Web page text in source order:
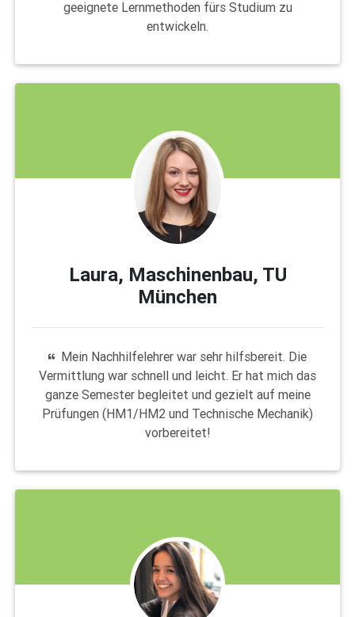
geeignete Lernmethoden fürs Studium zu
entwickeln.
Laura, Maschinenbau, TU
München
Mein Nachhilfelehrer war sehr hilfsbereit. Die
Vermittlung war schnell und leicht. Er hat mich das
ganze Semester begleitet und gezielt auf meine
Prüfungen (HM1/HM2 und Technische Mechanik)
vorbereitet!